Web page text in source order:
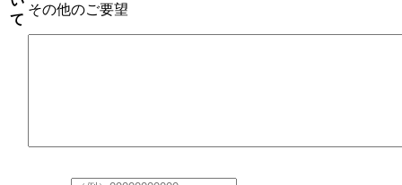
て
その他のご要望